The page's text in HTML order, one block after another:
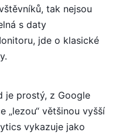
tak nejsou
s daty
jde o klasické
je prostý, z Google
„lezou“ většinou vyšší
vykazuje jako